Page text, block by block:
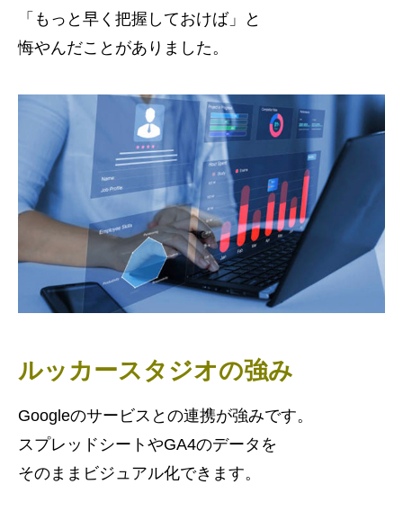
「もっと早く把握しておけば」と
悔やんだことがありました。
ルッカースタジオの強み
Googleのサービスとの連携が強みです。
スプレッドシートやGA4のデータを
そのままビジュアル化できます。